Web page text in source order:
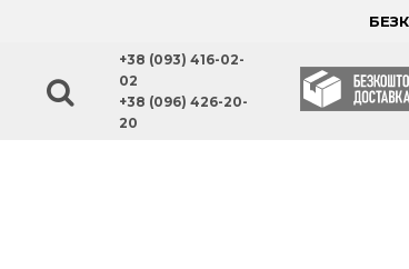
+38 (093) 416-02-
02
+38 (096) 426-20-
20